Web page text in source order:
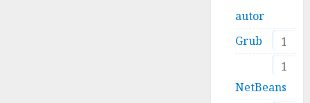
autor
1
Grub
1
NetBeans